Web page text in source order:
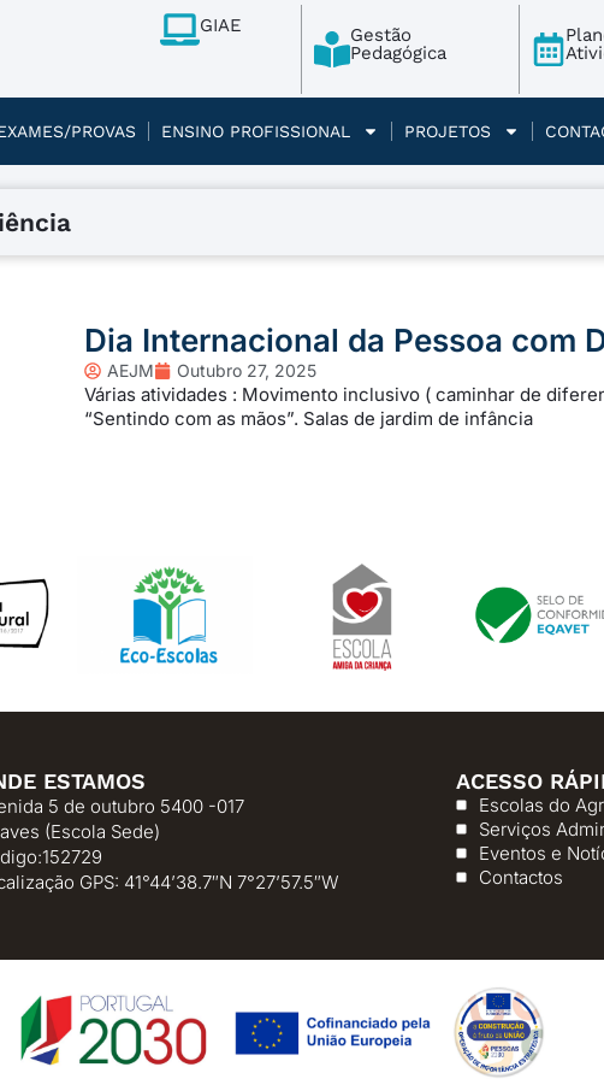
GIAE
Gestão
Pedagógica
PROVAS ENSINO PROFISSIONAL PROJETOS
Dia Internacional da Pessoa com
AEJM Outubro 27, 2025
Várias atividades : Movimento inclusivo ( caminhar de
“Sentindo com as mãos”. Salas de jardim de infância
ESTAMOS
5 de outubro 5400 -017
(Escola Sede)
GPS: 41°44’38.7″N 7°27’57.5″W
ACESSO
Escolas do
Serviços
Eventos e
Contactos